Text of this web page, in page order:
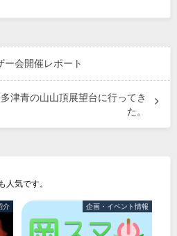
ー会開催レポート
津青の山山頂展望台に行ってき
た。
人気です。
介 企画・イベント情報